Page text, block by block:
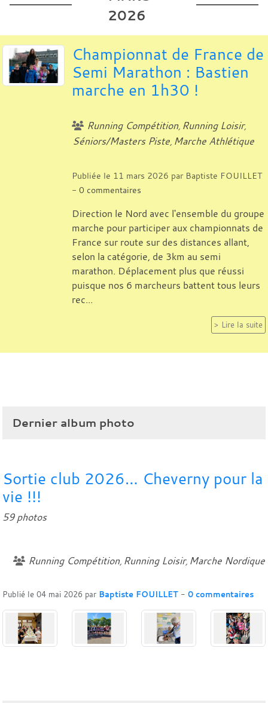
2026
Championnat de France de
Semi Marathon : Bastien
marche en 1h30 !
Running Compétition Running Loisir
Séniors/Masters Piste Marche Athlétique
Publiée le 11 mars 2026 par Baptiste FOUILLET
- 0 commentaires
Direction le Nord avec l'ensemble du groupe
marche pour participer aux championnats de
France sur route sur des distances allant,
selon la catégorie, de 3km au semi
marathon. Déplacement plus que réussi
puisque nos 6 marcheurs battent tous leurs
rec...
Lire la suite
Dernier album photo
Sortie club 2026… Cheverny pour la
vie !!!
59 photos
Running Compétition Running Loisir Marche Nordique
Publié le 04 mai 2026 par Baptiste FOUILLET - 0 commentaires